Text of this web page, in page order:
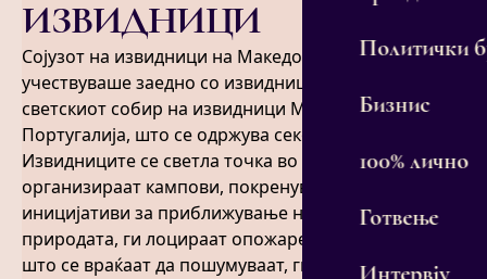
Политички
Бизнис
100% лично
Готвење
ИЗВИДНИЦИ
Сојузот на извидници на Македонија овој август
учествуваше заедно со извидници од 160 земји на
светскиот собир на извидници МООТ ‘25 во
Португалија, што се одржува секои 4 години.
Извидниците се светла точка во нашата земја:
организираат кампови, покренуваат разни
иницијативи за приближување на младите до
природата, ги лоцираат опожарените делови каде
што се враќаат да пошумуваат, ги едуцираат